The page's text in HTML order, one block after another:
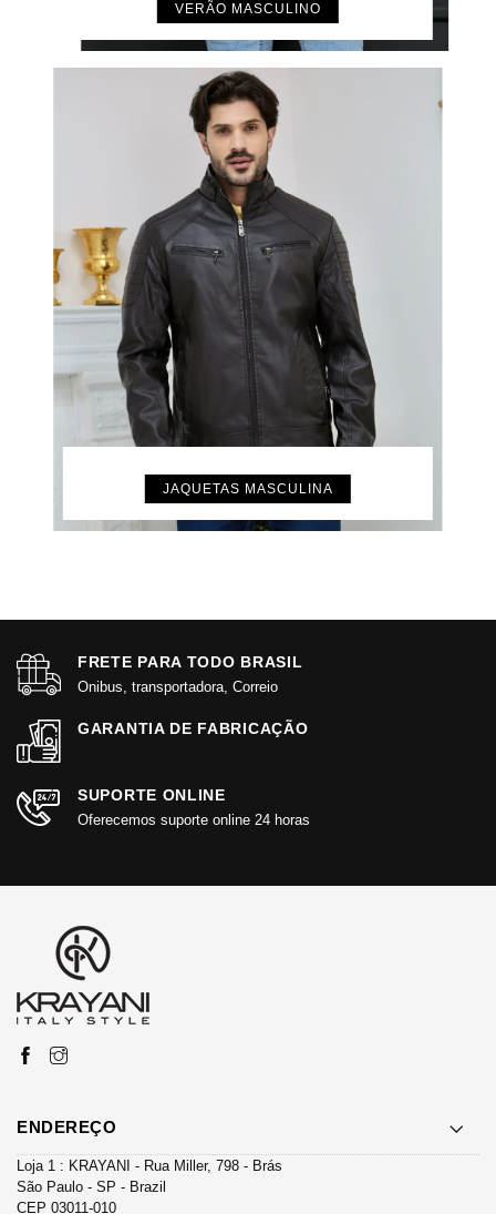
VERÃO MASCULINO
JAQUETAS MASCULINA
FRETE PARA TODO BRASIL
Onibus, transportadora, Correio
GARANTIA DE FABRICAÇÃO
SUPORTE ONLINE
Oferecemos suporte online 24 horas
ENDEREÇO
Loja 1 : KRAYANI - Rua Miller, 798 - Brás
São Paulo - SP - Brazil
CEP 03011-010